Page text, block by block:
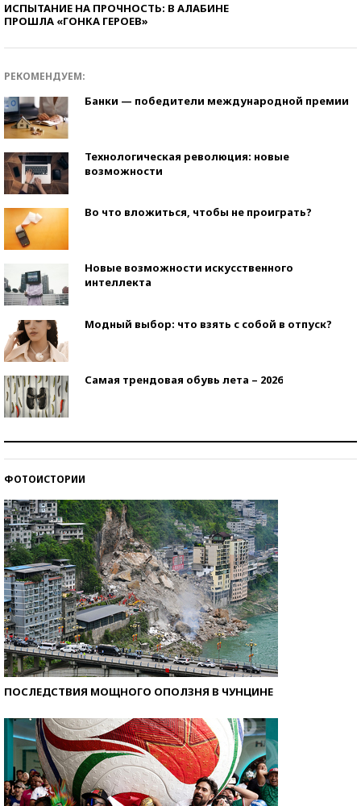
ИСПЫТАНИЕ НА ПРОЧНОСТЬ: В АЛАБИНЕ
ПРОШЛА «ГОНКА ГЕРОЕВ»
РЕКОМЕНДУЕМ:
Банки — победители международной премии
Технологическая революция: новые
возможности
Во что вложиться, чтобы не проиграть?
Новые возможности искусственного
интеллекта
Модный выбор: что взять с собой в отпуск?
Самая трендовая обувь лета – 2026
ФОТОИСТОРИИ
ПОСЛЕДСТВИЯ МОЩНОГО ОПОЛЗНЯ В ЧУНЦИНЕ